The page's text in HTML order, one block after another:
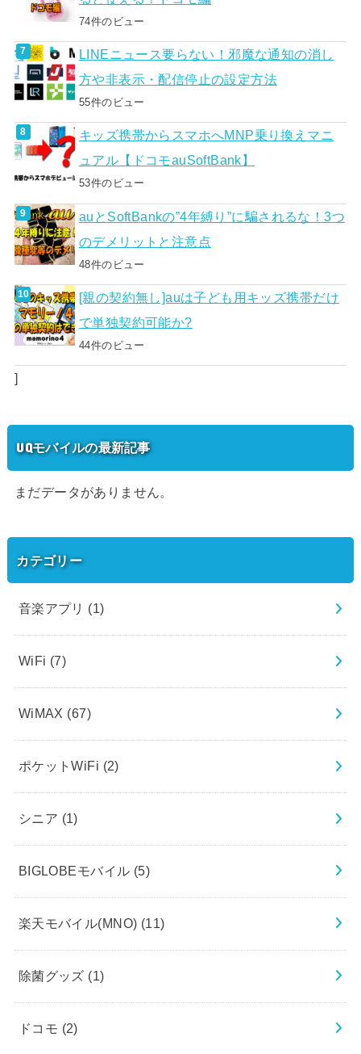
74件のビュー
LINEニュース要らない！邪魔な通知の消し
方や非表示・配信停止の設定方法
55件のビュー
キッズ携帯からスマホへMNP乗り換えマニ
ュアル【ドコモauSoftBank】
53件のビュー
auとSoftBankの”4年縛り”に騙されるな！3つ
のデメリットと注意点
48件のビュー
[親の契約無し]auは子ども用キッズ携帯だけ
で単独契約可能か?
44件のビュー
]
UQモバイルの最新記事
まだデータがありません。
カテゴリー
音楽アプリ (1)
WiFi (7)
WiMAX (67)
ポケットWiFi (2)
シニア (1)
BIGLOBEモバイル (5)
楽天モバイル(MNO) (11)
除菌グッズ (1)
ドコモ (2)